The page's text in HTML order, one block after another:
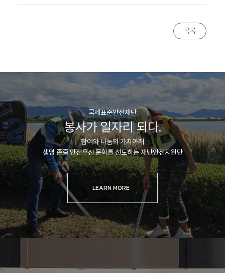
목록
국제표준안전재단
봉사가 일자리 되다.
참여와 나눔의 가치아래
생명 존중 안전우선 문화를 선도하는 재난안전지원단
LEARN MORE